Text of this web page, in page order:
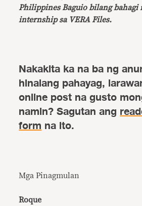
Philippines Baguio bilang bahagi
internship sa VERA Files.
Nakakita ka na ba ng
hinalang pahayag,
online post na gusto
namin? Sagutan ang
formna ito.
Mga Pinagmulan
Roque